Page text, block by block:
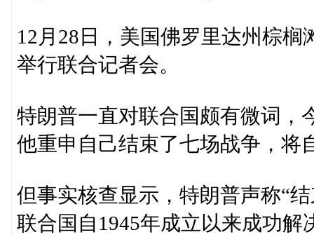
12月28日，美国佛罗里达州棕
举行联合记者会。
特朗普一直对联合国颇有微词，
他重申自己结束了七场战争，将
但事实核查显示，特朗普声称“
联合国自1945年成立以来成功